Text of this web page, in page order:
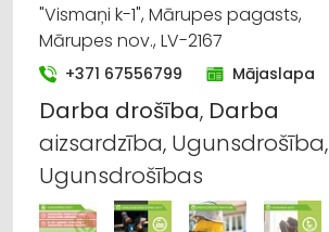
"Vismaņi k-1", Mārupes pagasts,
Mārupes nov., LV-2167
+371 67556799 Mājaslapa
Darba drošība, Darba
aizsardzība, Ugunsdrošība,
Ugunsdrošības